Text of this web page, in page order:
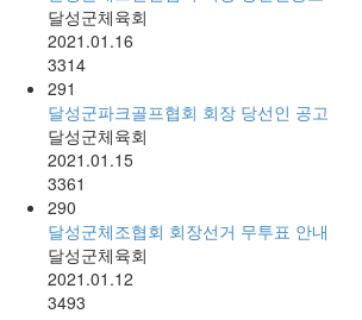
달성군체육회
2021.01.16
3314
291
달성군파크골프협회 회장 당선인 공고
달성군체육회
2021.01.15
3361
290
달성군체조협회 회장선거 무투표 안내
달성군체육회
2021.01.12
3493